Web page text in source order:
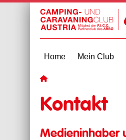
Home Mein Club
zur Startseite
Kontakt
Medieninhaber